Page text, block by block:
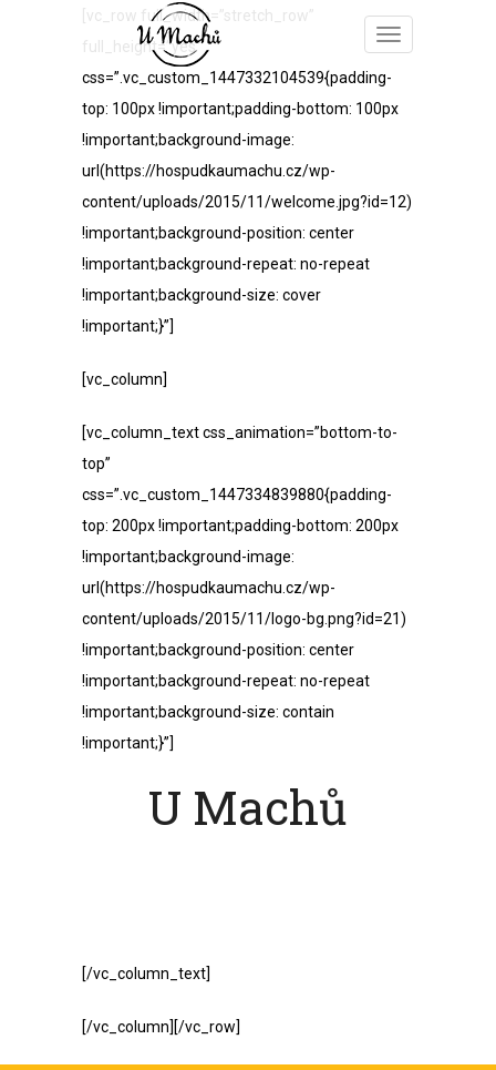
[vc_row full_width=”stretch_row”
full_height=”yes”
css=”.vc_custom_1447332104539{padding-
top: 100px !important;padding-bottom: 100px
!important;background-image:
url(https://hospudkaumachu.cz/wp-
content/uploads/2015/11/welcome.jpg?id=12)
!important;background-position: center
!important;background-repeat: no-repeat
!important;background-size: cover
!important;}”]
[vc_column]
[vc_column_text css_animation=”bottom-to-
top”
css=”.vc_custom_1447334839880{padding-
top: 200px !important;padding-bottom: 200px
!important;background-image:
url(https://hospudkaumachu.cz/wp-
content/uploads/2015/11/logo-bg.png?id=21)
!important;background-position: center
!important;background-repeat: no-repeat
!important;background-size: contain
!important;}”]
U Machů
[/vc_column_text]
[/vc_column][/vc_row]